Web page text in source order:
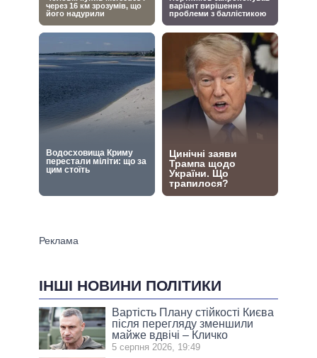
ІНШІ НОВИНИ ПОЛІТИКИ
Вартість Плану стійкості Києва
після перегляду зменшили
майже вдвічі – Кличко
5 серпня 2026, 19:49